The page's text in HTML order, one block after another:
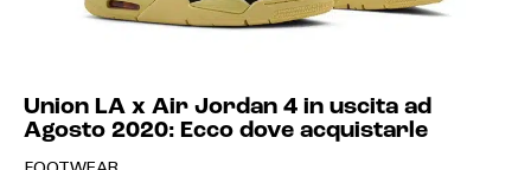
Union LA x Air Jordan 4 in uscita ad
Agosto 2020: Ecco dove acquistarle